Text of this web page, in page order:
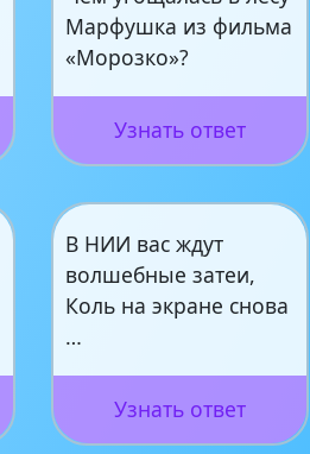
Марфушка из фильма
«Морозко»?
Узнать ответ
В НИИ вас ждут
волшебные затеи,
Коль на экране снова
…
Узнать ответ